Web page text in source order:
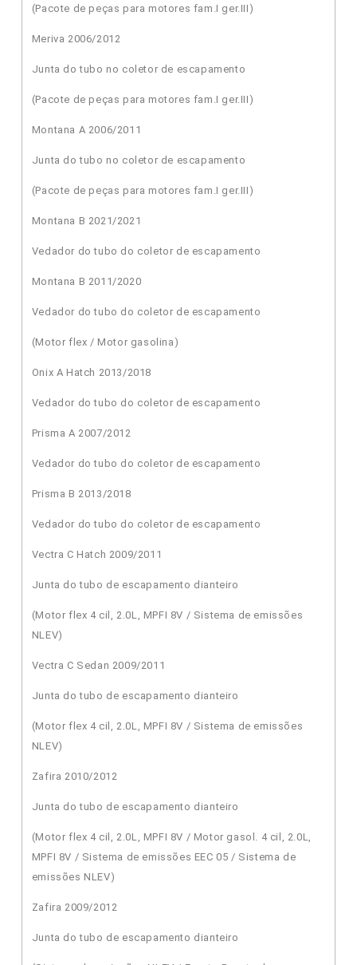
(Pacote de peças para motores fam.I ger.III)
Meriva 2006/2012
Junta do tubo no coletor de escapamento
(Pacote de peças para motores fam.I ger.III)
Montana A 2006/2011
Junta do tubo no coletor de escapamento
(Pacote de peças para motores fam.I ger.III)
Montana B 2021/2021
Vedador do tubo do coletor de escapamento
Montana B 2011/2020
Vedador do tubo do coletor de escapamento
(Motor flex / Motor gasolina)
Onix A Hatch 2013/2018
Vedador do tubo do coletor de escapamento
Prisma A 2007/2012
Vedador do tubo do coletor de escapamento
Prisma B 2013/2018
Vedador do tubo do coletor de escapamento
Vectra C Hatch 2009/2011
Junta do tubo de escapamento dianteiro
(Motor flex 4 cil, 2.0L, MPFI 8V / Sistema de emissões
NLEV)
Vectra C Sedan 2009/2011
Junta do tubo de escapamento dianteiro
(Motor flex 4 cil, 2.0L, MPFI 8V / Sistema de emissões
NLEV)
Zafira 2010/2012
Junta do tubo de escapamento dianteiro
(Motor flex 4 cil, 2.0L, MPFI 8V / Motor gasol. 4 cil, 2.0L,
MPFI 8V / Sistema de emissões EEC 05 / Sistema de
emissões NLEV)
Zafira 2009/2012
Junta do tubo de escapamento dianteiro